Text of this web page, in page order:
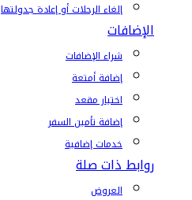
إلغاء الرحلات أو إعادة جدولتها
الإضافات
شراء الإضافات
إضافة أمتعة
اختيار مقعد
إضافة تأمين السفر
خدمات إضافية
روابط ذات صلة
العروض